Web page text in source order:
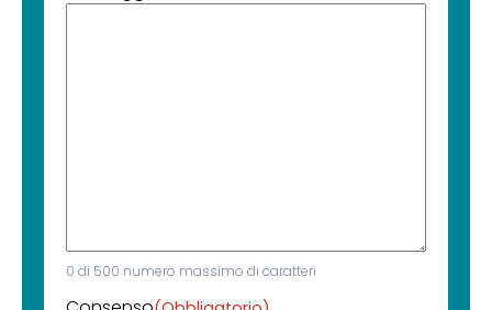
0 di 500 numero massimo di caratteri